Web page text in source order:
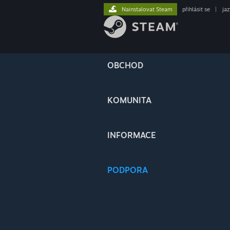
OBCHOD
KOMUNITA
INFORMACE
PODPORA
Nainstalovat Steam přihlásit se